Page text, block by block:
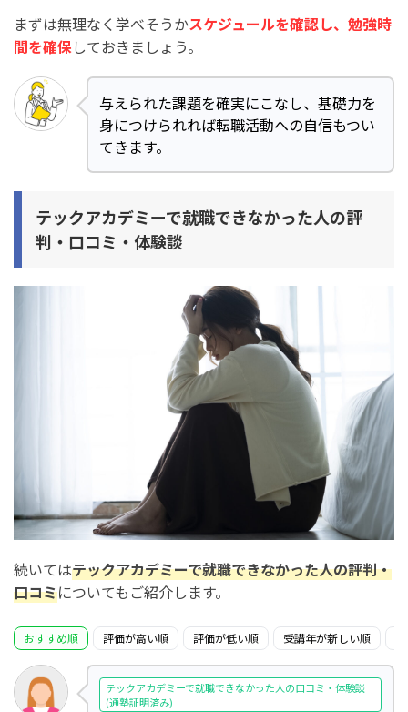
まずは無理なく学べそうかスケジュールを確認し、勉強時
間を確保しておきましょう。
与えられた課題を確実にこなし、基礎力を
身につけられれば転職活動への自信もつい
てきます。
テックアカデミーで就職できなかった人の評
判・口コミ・体験談
続いてはテックアカデミーで就職できなかった人の評判・
口コミについてもご紹介します。
おすすめ順 評価が高い順 評価が低い順 受講年が新しい順
テックアカデミーで就職できなかった人の口コミ・体験談
(通塾証明済み)